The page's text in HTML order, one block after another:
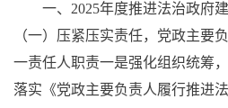
一、2025年度推进法治政府建
（一）压紧压实责任，党政主要
一责任人职责一是强化组织统筹
落实《党政主要负责人履行推进